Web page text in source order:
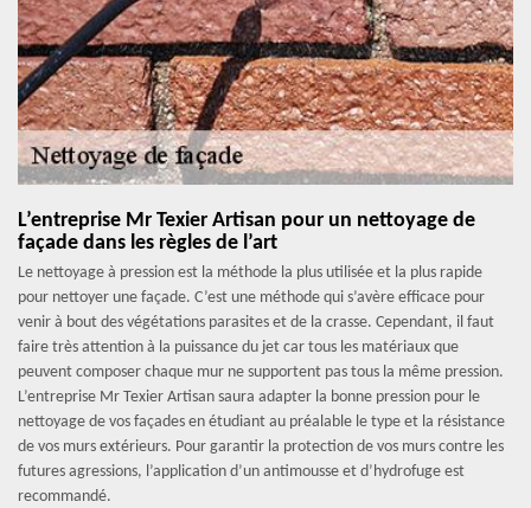
L’entreprise Mr Texier Artisan pour un nettoyage de
façade dans les règles de l’art
Le nettoyage à pression est la méthode la plus utilisée et la plus rapide
pour nettoyer une façade. C’est une méthode qui s’avère efficace pour
venir à bout des végétations parasites et de la crasse. Cependant, il faut
faire très attention à la puissance du jet car tous les matériaux que
peuvent composer chaque mur ne supportent pas tous la même pression.
L’entreprise Mr Texier Artisan saura adapter la bonne pression pour le
nettoyage de vos façades en étudiant au préalable le type et la résistance
de vos murs extérieurs. Pour garantir la protection de vos murs contre les
futures agressions, l’application d’un antimousse et d’hydrofuge est
recommandé.